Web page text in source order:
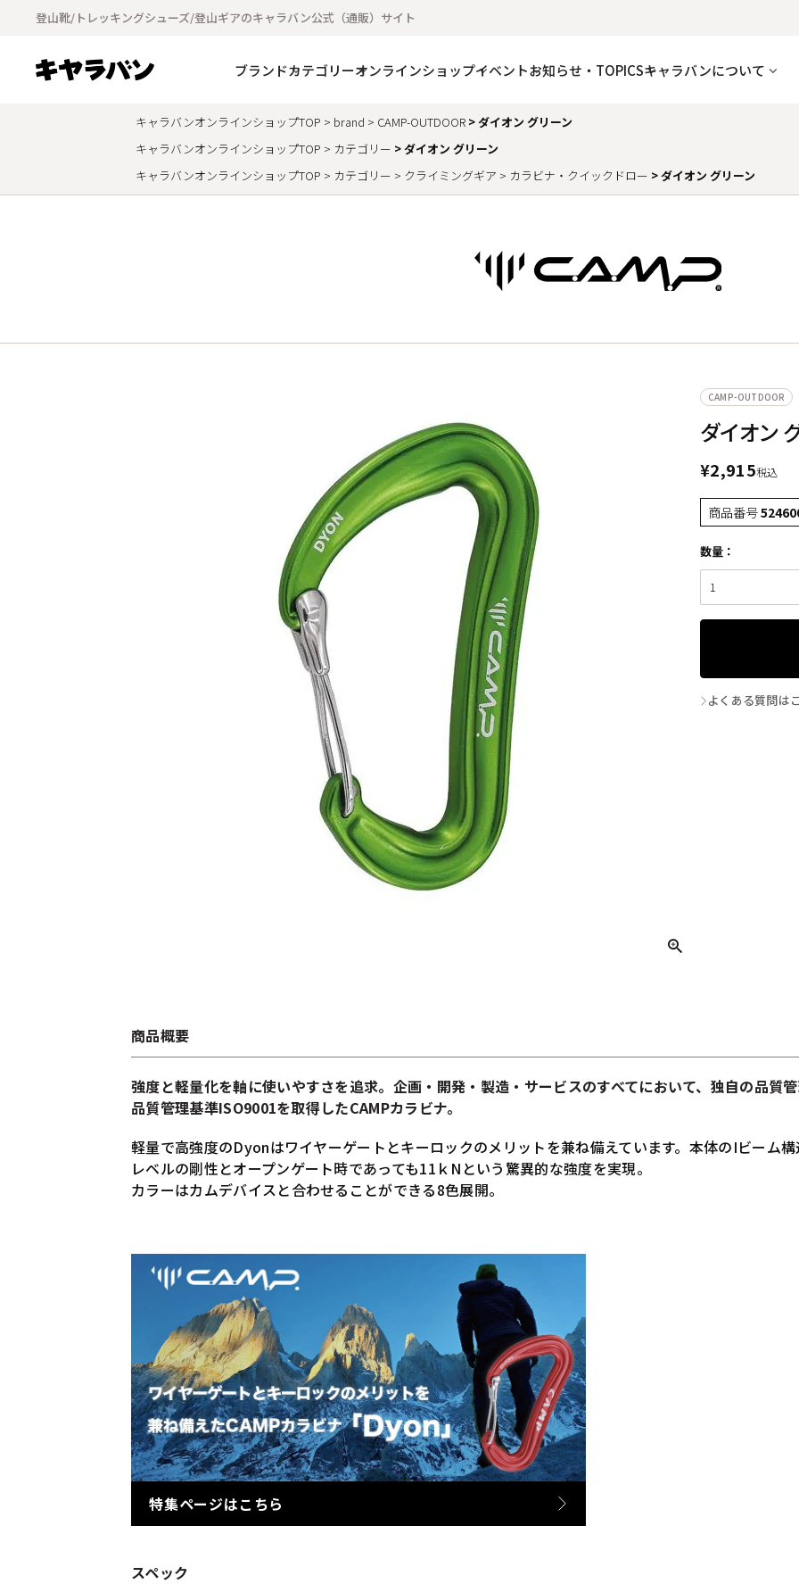
登山靴/トレッキングシューズ/登山ギアのキャラバン公式（通販）サイト
ブランドカテゴリーオンラインショップイベントお知らせ・TOPICSキャラバンについて
キャラバンオンラインショップTOP brand CAMP-OUTDOOR
ダイオン グリーン
キャラバンオンラインショップTOP
カテゴリー
ダイオン グリーン
キャラバンオンラインショップTOP
カテゴリー クライミングギア カラビナ・クイックドロー ダイオン グリーン
CAMP-OUTDOOR
ダイオン
¥2,915税込
商品番号
よくある質問は
商品概要
強度と軽量化を軸に使いやすさを追求。企画・開発・製造・サービスのすべてにおいて、独自の品質
品質管理基準ISO9001を取得したCAMPカラビナ。
軽量で高強度のDyonはワイヤーゲートとキーロックのメリットを兼ね備えています。本体のIビーム
レベルの剛性とオープンゲート時であっても11ｋNという驚異的な強度を実現。
カラーはカムデバイスと合わせることができる8色展開。
特集ページはこちら
スペック